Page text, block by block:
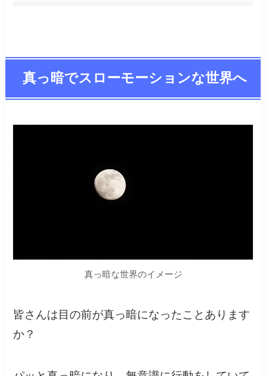
真っ暗でスローモーションな世界へ
真っ暗な世界のイメージ
皆さんは目の前が真っ暗になったことあります
か？